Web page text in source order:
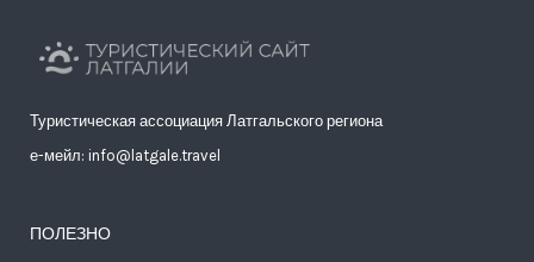
Туристическая ассоциация Латгальского региона
е-мейл: info@latgale.travel
ПОЛЕЗНО